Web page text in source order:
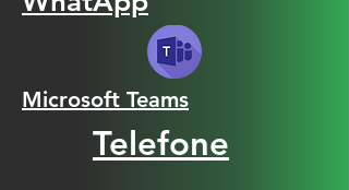
Microsoft Teams
Telefone